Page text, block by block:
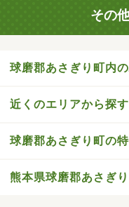
その
球磨郡あさぎり町内
近くのエリアから探す
球磨郡あさぎり町の
熊本県球磨郡あさぎ